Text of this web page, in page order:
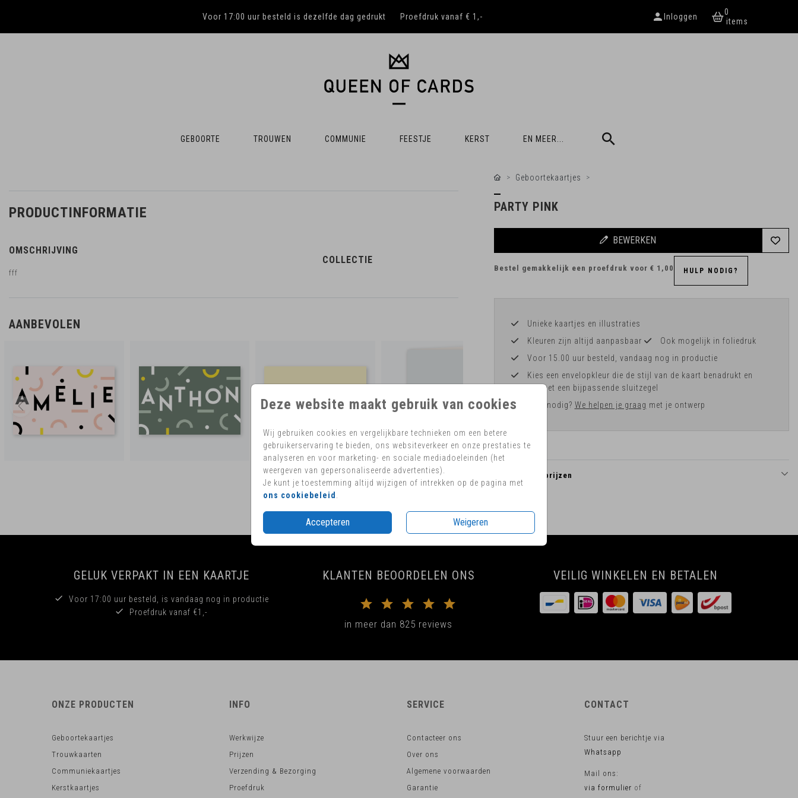
Voor 17:00 uur besteld is dezelfde dag gedrukt Proefdruk vanaf € 1,- Inloggen 0
GEBOORTE TROUWEN COMMUNIE FEESTJE KERST EN MEER...
Deze website maakt gebruik van cookies
Wij gebruiken cookies en vergelijkbare technieken om een betere
gebruikerservaring te bieden, ons websiteverkeer en onze prestaties te
analyseren en voor marketing- en sociale mediadoeleinden (het
weergeven van gepersonaliseerde advertenties).
Je kunt je toestemming altijd wijzigen of intrekken op de pagina met
ons cookiebeleid
Accepteren Weigeren
PRODUCTINFORMATIE
OMSCHRIJVING
fff
COLLECTIE
AANBEVOLEN
Geboortekaartjes
PARTY PINK
BEWERKEN
Bestel gemakkelijk een proefdruk voor € 1,00 HULP NODIG?
Unieke kaartjes en illustraties
Kleuren zijn altijd aanpasbaar
Ook mogelijk in foliedruk
Voor 15.00 uur besteld, vandaag nog in productie
Kies een envelopkleur die de stijl van de kaart benadrukt en
werk af met een bijpassende sluitzegel
Hulp nodig? We helpen je graag met je ontwerp
Formaten en prijzen
GELUK VERPAKT IN EEN KAARTJE
Voor 17:00 uur besteld, is vandaag nog in productie
Proefdruk vanaf €1,-
KLANTEN BEOORDELEN ONS
in meer dan 825 reviews
VEILIG WINKELEN EN BETALEN
ONZE PRODUCTEN
Geboortekaartjes
Trouwkaarten
Communiekaartjes
Kerstkaartjes
INFO
Werkwijze
Prijzen
Verzending & Bezorging
Proefdruk
SERVICE
Contacteer ons
Over ons
Algemene voorwaarden
Garantie
CONTACT
Stuur een berichtje via
Whatsapp
Mail ons:
via formulier of